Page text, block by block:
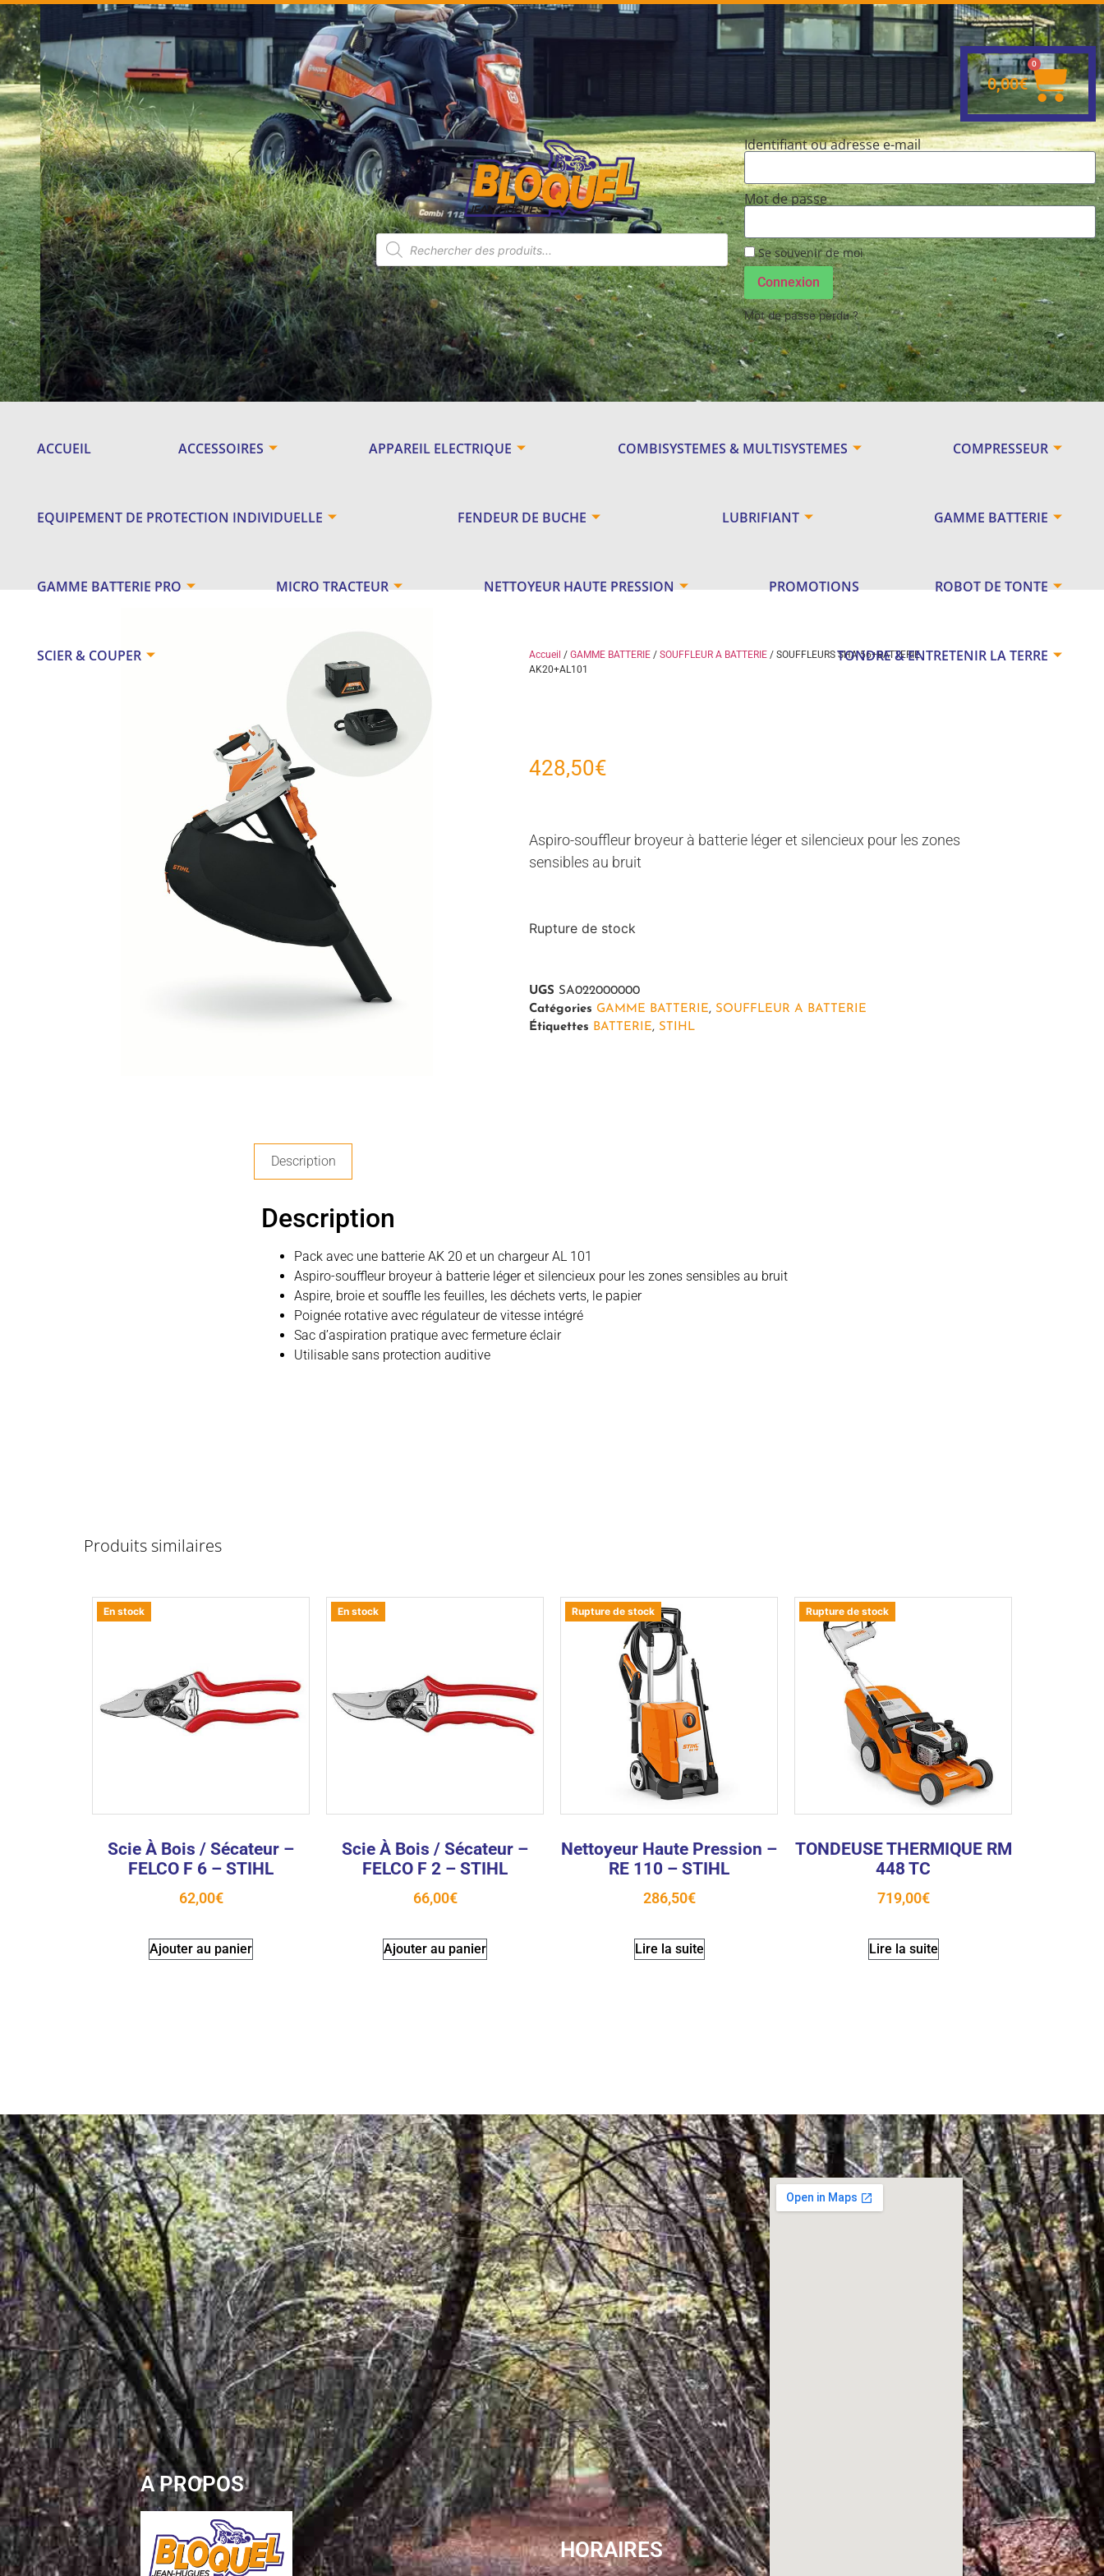
0,00€
0
Identifiant ou adresse e-mail
Mot de passe
Se souvenir de moi
Connexion
Mot de passe perdu ?
ACCUEIL ACCESSOIRES APPAREIL ELECTRIQUE COMBISYSTEMES & MULTISYSTEMES COMPRESSEUR
EQUIPEMENT DE PROTECTION INDIVIDUELLE FENDEUR DE BUCHE LUBRIFIANT GAMME BATTERIE
GAMME BATTERIE PRO MICRO TRACTEUR NETTOYEUR HAUTE PRESSION PROMOTIONS ROBOT DE TONTE
SCIER & COUPER TONDRE & ENTRETENIR LA TERRE
Accueil /GAMME BATTERIE /SOUFFLEUR A BATTERIE / SOUFFLEURS SHA 56+BATTERIE
AK20+AL101
428,50€
Aspiro-souffleur broyeur à batterie léger et silencieux pour les zones
sensibles au bruit
Rupture de stock
UGS SA022000000
Catégories GAMME BATTERIE, SOUFFLEUR A BATTERIE
Étiquettes BATTERIE, STIHL
Description
Description
Pack avec une batterie AK 20 et un chargeur AL 101
Aspiro-souffleur broyeur à batterie léger et silencieux pour les zones sensibles au bruit
Aspire, broie et souffle les feuilles, les déchets verts, le papier
Poignée rotative avec régulateur de vitesse intégré
Sac d’aspiration pratique avec fermeture éclair
Utilisable sans protection auditive
Produits similaires
En stock
Scie À Bois / Sécateur –
FELCO F 6 – STIHL
62,00€
Ajouter au panier
En stock
Scie À Bois / Sécateur –
FELCO F 2 – STIHL
66,00€
Ajouter au panier
Rupture de stock
Nettoyeur Haute Pression –
RE 110 – STIHL
286,50€
Lire la suite
Rupture de stock
TONDEUSE THERMIQUE RM
448 TC
719,00€
Lire la suite
A PROPOS
HORAIRES